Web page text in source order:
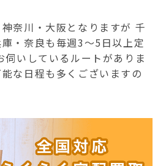
奈川・大阪となりますが 千
・奈良も毎週3～5日以上定
いしているルートがありま
な日程も多くございますの